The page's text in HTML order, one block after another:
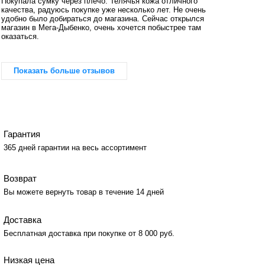
качества, радуюсь покупке уже несколько лет. Не очень
удобно было добираться до магазина. Сейчас открылся
магазин в Мега-Дыбенко, очень хочется побыстрее там
оказаться.
Показать больше отзывов
Гарантия
365 дней гарантии на весь ассортимент
Возврат
Вы можете вернуть товар в течение 14 дней
Доставка
Бесплатная доставка при покупке от 8 000 руб.
Низкая цена